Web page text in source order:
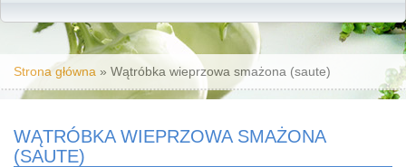
Jesteś tutaj
Strona główna » Wątróbka wieprzowa smażona (saute)
WĄTRÓBKA WIEPRZOWA SMAŻONA
(SAUTE)